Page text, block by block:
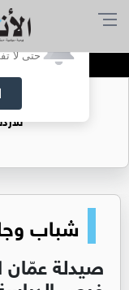
حتى لا
حقل
شباب
صيدلة عمّان